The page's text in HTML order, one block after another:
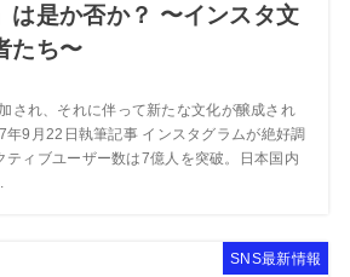
は是か否か？ 〜インスタ文
たち〜
され、それに伴って新たな文化が醸成され
年9月22日執筆記事 インスタグラムが絶好調
ティブユーザー数は7億人を突破。日本国内
SNS最新情報